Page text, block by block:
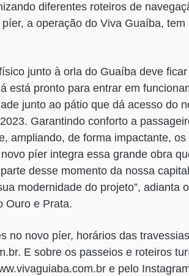
diferentes roteiros de
a operação do Viva Guaíba,
junto à orla do Guaíba deve
está pronto para entrar em
junto ao pátio que dá acesso do
Garantindo conforto a
ampliando, de forma impactante,
píer integra essa grande obra
desse momento da nossa
modernidade do projeto”, adianta
Ouro e Prata.
no novo píer, horários das
E sobre os passeios e roteiros
e pelo